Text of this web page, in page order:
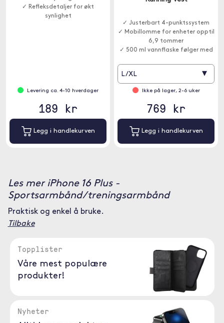
✓ Refleksdetaljer for økt
synlighet
Levering ca. 4-10 hverdager
189 kr
Legg i handlekurven
✓ Justerbart 4-punktssystem
✓ Mobillomme for enheter opptil
6,9 tommer
✓ 500 ml vannflaske følger med
L/XL ▾
Ikke på lager, 2-6 uker
769 kr
Legg i handlekurven
Les mer iPhone 16 Plus -
Sportsarmbånd/treningsarmbånd
Praktisk og enkel å bruke.
Tilbake
Topplister
Våre mest populære
produkter!
Nyheter